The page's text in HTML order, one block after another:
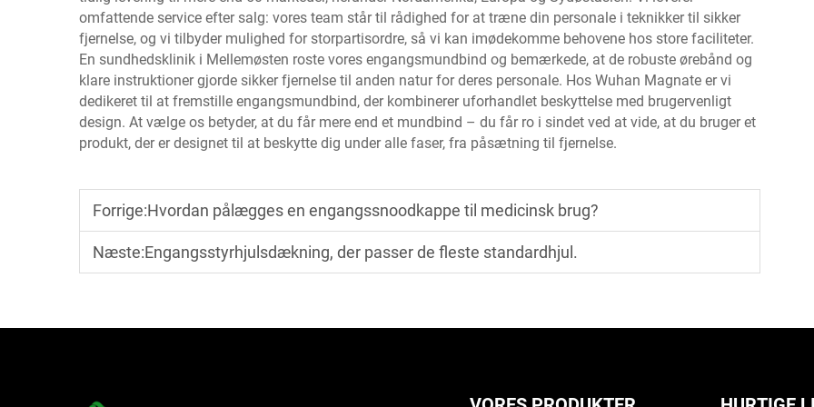
omfattende service efter salg: vores team står til rådighed for at træne din personale i teknikker til sikker
fjernelse, og vi tilbyder mulighed for storpartisordre, så vi kan imødekomme behovene hos store faciliteter.
En sundhedsklinik i Mellemøsten roste vores engangsmundbind og bemærkede, at de robuste ørebånd og
klare instruktioner gjorde sikker fjernelse til anden natur for deres personale. Hos Wuhan Magnate er vi
dedikeret til at fremstille engangsmundbind, der kombinerer uforhandlet beskyttelse med brugervenligt
design. At vælge os betyder, at du får mere end et mundbind – du får ro i sindet ved at vide, at du bruger et
produkt, der er designet til at beskytte dig under alle faser, fra påsætning til fjernelse.
Forrige:Hvordan pålægges en engangssnoodkappe til medicinsk brug?
Næste:Engangsstyrhjulsdækning, der passer de fleste standardhjul.